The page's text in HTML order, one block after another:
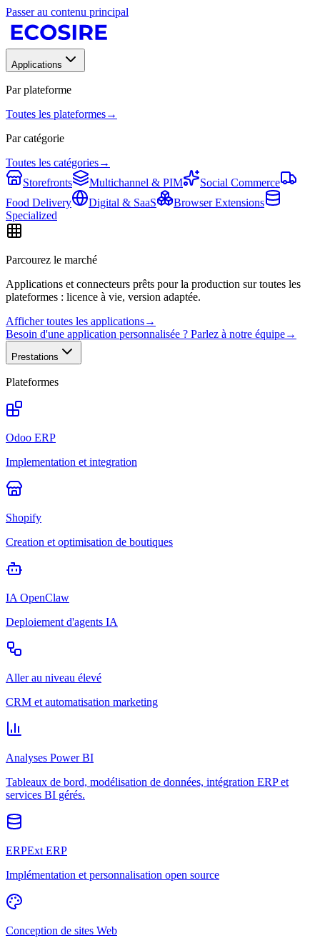
Passer au contenu principal
Applications
Par plateforme
Toutes les plateformes→
Par catégorie
Toutes les catégories→
Storefronts
Multichannel & PIM
Social Commerce
Food Delivery
Digital & SaaS
Browser Extensions
Specialized
Parcourez le marché
Applications et connecteurs prêts pour la production sur toutes les
plateformes : licence à vie, version adaptée.
Afficher toutes les applications→
Besoin d'une application personnalisée ? Parlez à notre équipe→
Prestations
Plateformes
Odoo ERP
Implementation et integration
Shopify
Creation et optimisation de boutiques
IA OpenClaw
Deploiement d'agents IA
Aller au niveau élevé
CRM et automatisation marketing
Analyses Power BI
Tableaux de bord, modélisation de données, intégration ERP et
services BI gérés.
ERPExt ERP
Implémentation et personnalisation open source
Conception de sites Web